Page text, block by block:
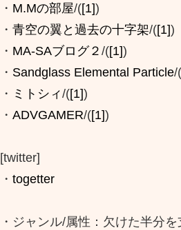
・ M.Mの部屋/([1])
・ 青空の翼と過去の十字架/([1])
・ MA-SAブログ２ /([1])
・ Sandglass Elemental Particle/(
・ ミトシィ/([1])
・ ADVGAMER/([1])
[twitter]
・ togetter
・ジャンル/属性：欠けた半分